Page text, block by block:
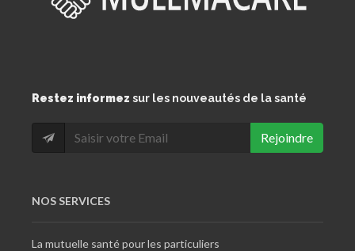
Restez informez sur les nouveautés de la santé
Rejoindre
NOS SERVICES
La mutuelle santé pour les particuliers